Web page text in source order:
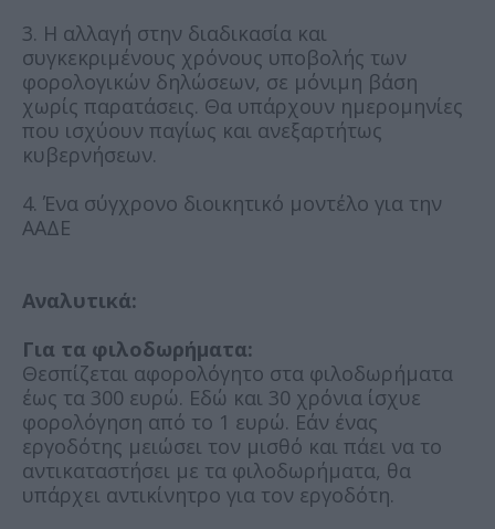
3. Η αλλαγή στην διαδικασία και
συγκεκριμένους χρόνους υποβολής των
φορολογικών δηλώσεων, σε μόνιμη βάση
χωρίς παρατάσεις. Θα υπάρχουν ημερομηνίες
που ισχύουν παγίως και ανεξαρτήτως
κυβερνήσεων.
4. Ένα σύγχρονο διοικητικό μοντέλο για την
ΑΑΔΕ
Αναλυτικά:
Για τα φιλοδωρήματα:
Θεσπίζεται αφορολόγητο στα φιλοδωρήματα
έως τα 300 ευρώ. Εδώ και 30 χρόνια ίσχυε
φορολόγηση από το 1 ευρώ. Εάν ένας
εργοδότης μειώσει τον μισθό και πάει να το
αντικαταστήσει με τα φιλοδωρήματα, θα
υπάρχει αντικίνητρο για τον εργοδότη.